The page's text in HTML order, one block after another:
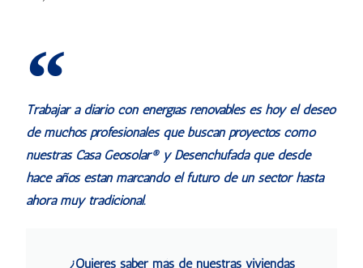
Trabajar a diario con energías renovables es hoy el deseo
de muchos profesionales que buscan proyectos como
nuestras Casa Geosolar® y Desenchufada que desde
hace años están marcando el futuro de un sector hasta
ahora muy tradicional.
¿Quieres saber más de nuestras viviendas